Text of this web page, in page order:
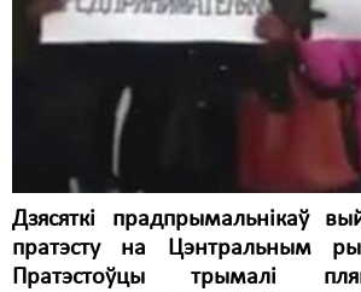
Дзясяткі прадпрымальнікаў
пратэсту на Цэнтральным
Пратэстоўцы трымалі
Культурныя правы
Палітвязьні
Праваабаронцы